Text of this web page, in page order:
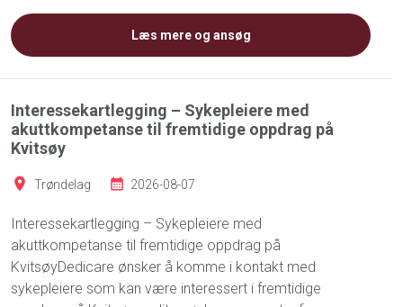
Læs mere og ansøg
Interessekartlegging – Sykepleiere med
akuttkompetanse til fremtidige oppdrag på
Kvitsøy
Trøndelag 2026-08-07
Interessekartlegging – Sykepleiere med
akuttkompetanse til fremtidige oppdrag på
KvitsøyDedicare ønsker å komme i kontakt med
sykepleiere som kan være interessert i fremtidige